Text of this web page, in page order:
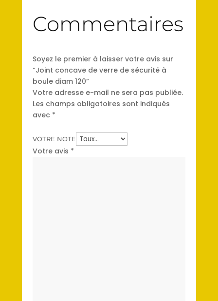
Commentaires
Soyez le premier à laisser votre avis sur
“Joint concave de verre de sécurité à
boule diam 120”
Votre adresse e-mail ne sera pas publiée.
Les champs obligatoires sont indiqués
avec *
VOTRE NOTE
Votre avis *